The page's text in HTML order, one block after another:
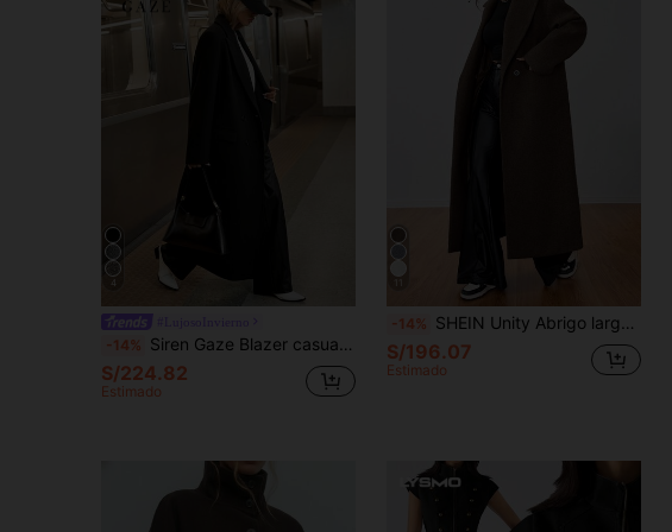
4
-14% Siren Gaze Blazer casual de manga larga de unicolor y minimalista para mujer
S/224.82
Estimado
-14% SHEIN Unity Abrigo largo informal con solapa
S/196.07
Estimado